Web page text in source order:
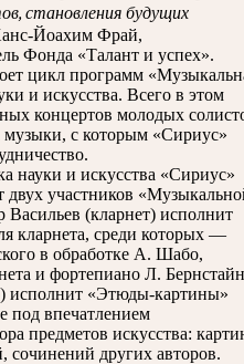
становления будущих
Йоахим Фрай,
Фонда «Талант и успех».
цикл программ
и искусства. Всего в этом
концертов молодых
музыки, с которым «Сириус»
науки и искусства «Сириус»
двух участников
(кларнет) исполнит
кларнета, среди которых —
в обработке А. Шабо,
и фортепиано Л.
исполнит «Этюды-картины»
под впечатлением
предметов искусства:
сочинений других авторов.